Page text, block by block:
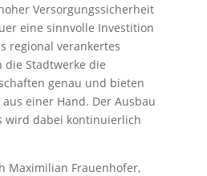
Versorgungssicherheit
eine sinnvolle Investition
regional verankertes
die Stadtwerke die
genau und bieten
einer Hand. Der Ausbau
wird dabei kontinuierlich
Maximilian Frauenhofer,